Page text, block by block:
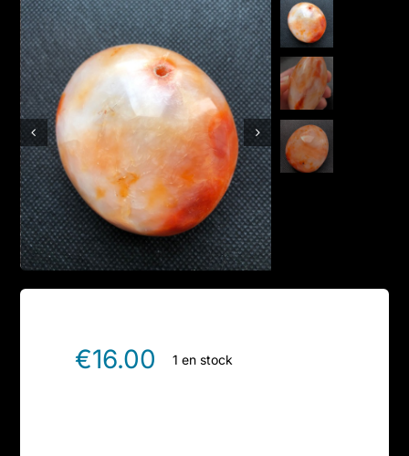
Boutique en ligne
Contact
€16.00 1 en stock